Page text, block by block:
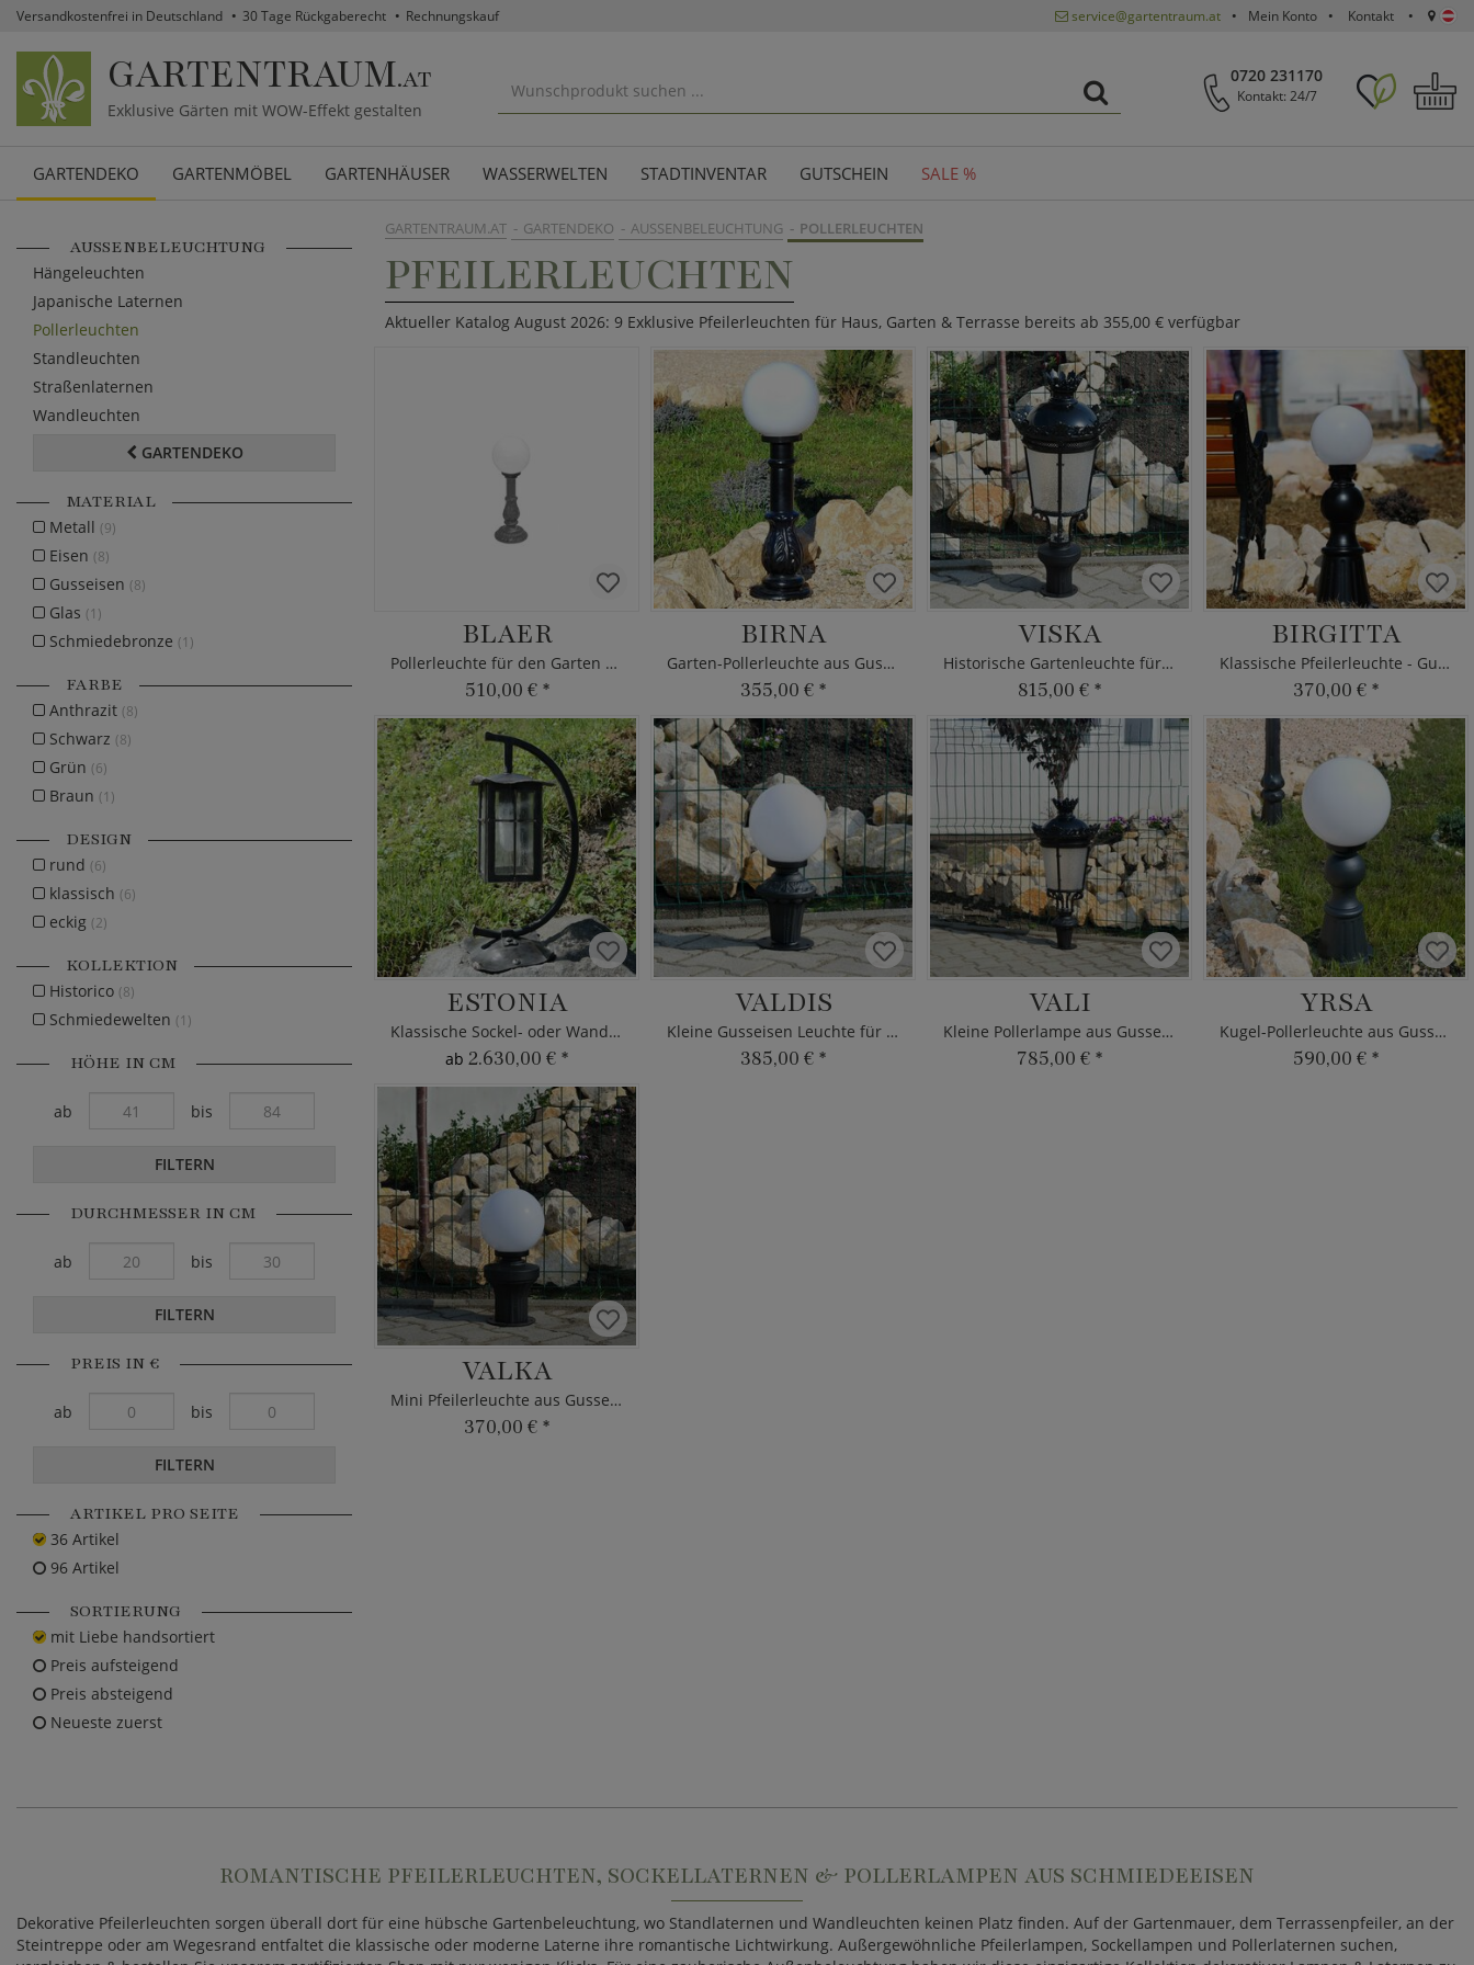
Versandkostenfrei in Deutschland 30 Tage Rückgaberecht Rechnungskauf service@gartentraum.at Mein Konto Kontakt
GARTENTRAUM.AT
Exklusive Gärten mit WOW-Effekt gestalten
0720 231170
Kontakt: 24/7
GARTENDEKO GARTENMÖBEL GARTENHÄUSER WASSERWELTEN STADTINVENTAR GUTSCHEIN SALE %
GARTENTRAUM.AT GARTENDEKO AUSSENBELEUCHTUNG POLLERLEUCHTEN
PFEILERLEUCHTEN
Aktueller Katalog August 2026: 9 Exklusive Pfeilerleuchten für Haus, Garten & Terrasse bereits ab 355,00 € verfügbar
BLAER
Pollerleuchte für den Garten aus Eisen
510,00 € *
BIRNA
Garten-Pollerleuchte aus Gusseisen
355,00 € *
VISKA
Historische Gartenleuchte für Poller
815,00 € *
BIRGITTA
Klassische Pfeilerleuchte - Gusseisen
370,00 € *
ESTONIA
Klassische Sockel- oder Wandleuchte
ab 2.630,00 € *
VALDIS
Kleine Gusseisen Leuchte für Poller
385,00 € *
VALI
Kleine Pollerlampe aus Gusseisen
785,00 € *
YRSA
Kugel-Pollerleuchte aus Gusseisen
590,00 € *
VALKA
Mini Pfeilerleuchte aus Gusseisen
370,00 € *
AUSSENBELEUCHTUNG
Hängeleuchten
Japanische Laternen
Pollerleuchten
Standleuchten
Straßenlaternen
Wandleuchten
GARTENDEKO
MATERIAL
Metall (9)
Eisen (8)
Gusseisen (8)
Glas (1)
Schmiedebronze (1)
FARBE
Anthrazit (8)
Schwarz (8)
Grün (6)
Braun (1)
DESIGN
rund (6)
klassisch (6)
eckig (2)
KOLLEKTION
Historico (8)
Schmiedewelten (1)
HÖHE IN CM
ab bis
FILTERN
DURCHMESSER IN CM
ab bis
FILTERN
PREIS IN €
ab bis
FILTERN
ARTIKEL PRO SEITE
36 Artikel
96 Artikel
SORTIERUNG
mit Liebe handsortiert
Preis aufsteigend
Preis absteigend
Neueste zuerst
ROMANTISCHE PFEILERLEUCHTEN, SOCKELLATERNEN & POLLERLAMPEN AUS SCHMIEDEEISEN
Dekorative Pfeilerleuchten sorgen überall dort für eine hübsche Gartenbeleuchtung, wo Standlaternen und Wandleuchten keinen Platz finden. Auf der Gartenmauer, dem Terrassenpfeiler, an der
Steintreppe oder am Wegesrand entfaltet die klassische oder moderne Laterne ihre romantische Lichtwirkung. Außergewöhnliche Pfeilerlampen, Sockellampen und Pollerlaternen suchen,